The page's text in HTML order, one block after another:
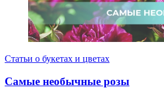
Статьи о букетах и цветах
Самые необычные розы